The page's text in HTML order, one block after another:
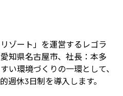
ゾート」を運営するレゴラ
知県名古屋市、社長：本多
い環境づくりの一環として、
週休3日制を導入します。